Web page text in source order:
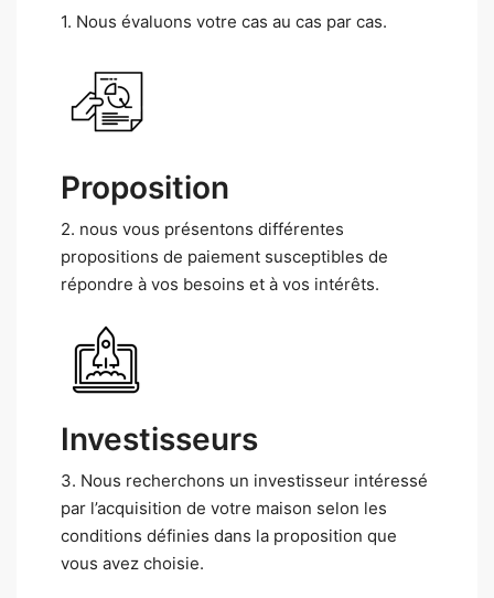
1. Nous évaluons votre cas au cas par cas.
Proposition
2. nous vous présentons différentes
propositions de paiement susceptibles de
répondre à vos besoins et à vos intérêts.
Investisseurs
3. Nous recherchons un investisseur intéressé
par l’acquisition de votre maison selon les
conditions définies dans la proposition que
vous avez choisie.